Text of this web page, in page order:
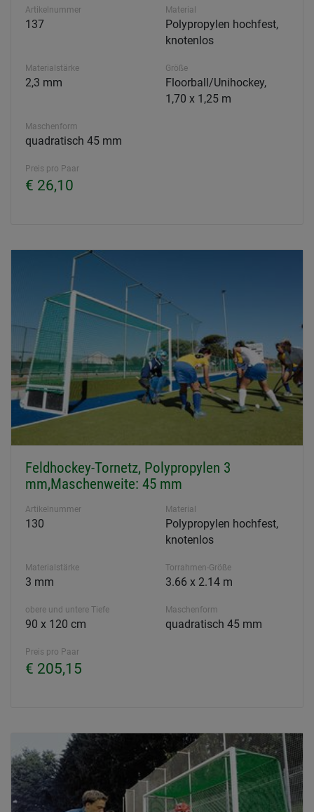
Artikelnummer
137
Material
Polypropylen hochfest,
knotenlos
Materialstärke
2,3 mm
Größe
Floorball/Unihockey,
1,70 x 1,25 m
Maschenform
quadratisch 45 mm
Preis pro Paar
€ 26,10
Feldhockey-Tornetz, Polypropylen 3
mm,Maschenweite: 45 mm
Artikelnummer
130
Material
Polypropylen hochfest,
knotenlos
Materialstärke
3 mm
Torrahmen-Größe
3.66 x 2.14 m
obere und untere Tiefe
90 x 120 cm
Maschenform
quadratisch 45 mm
Preis pro Paar
€ 205,15